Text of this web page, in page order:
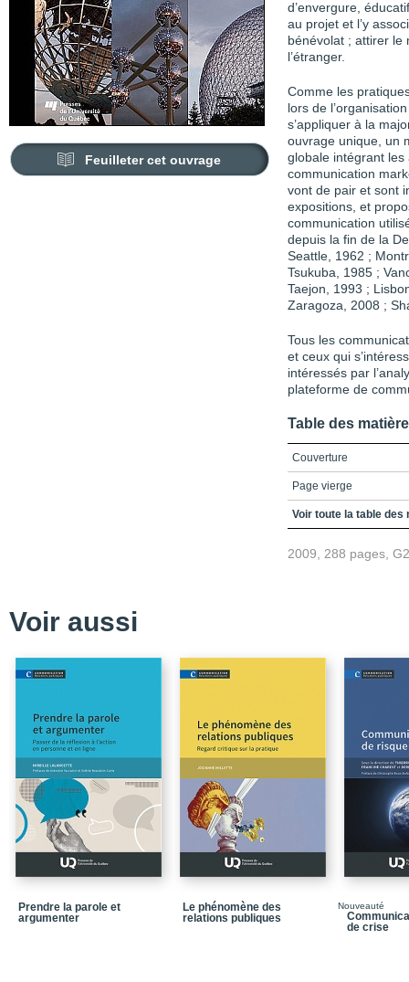
Feuilleter cet ouvrage
d’envergure,
au projet et l’y
bénévolat ; attirer le
l’étranger.
Comme les
lors de
s’appliquer à la
ouvrage unique, un
globale intégrant
communication
vont de pair et sont
expositions, et
communication
depuis la fin de la
Seattle, 1962 ;
Tsukuba, 1985 ;
Taejon, 1993 ;
Zaragoza, 2008 ;
Tous les
et ceux qui
intéressés par
plateforme de
Table des
Couverture
Page vierge
Page vierge
Voir toute la table des
2009, 288 pages,
Voir aussi
Prendre la parole et
argumenter
Le phénomène des
relations publiques
Nouveauté
de crise